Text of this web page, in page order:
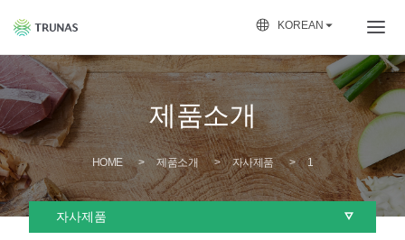
KOREAN
제품소개
HOME 제품소개 자사제품 1
자사제품